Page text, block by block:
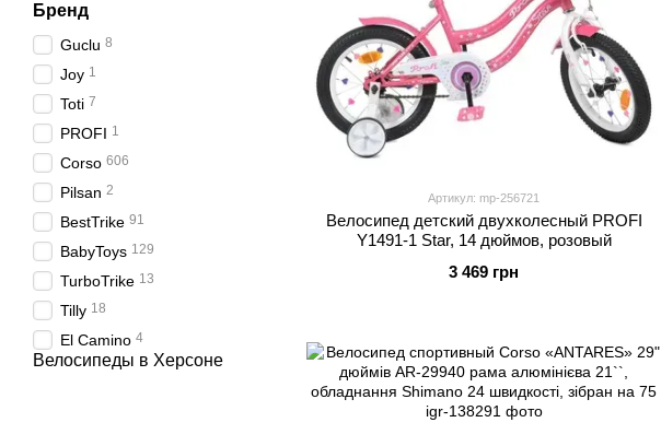
Артикул: mp-256721
Велосипед детский двухколесный PROFI
Y1491-1 Star, 14 дюймов, розовый
3 469 грн
Бренд
Guclu 8
Joy 1
Toti 7
PROFI 1
Corso 606
Pilsan 2
BestTrike 91
BabyToys 129
TurboTrike 13
Tilly 18
El Camino 4
Велосипеды в Херсоне